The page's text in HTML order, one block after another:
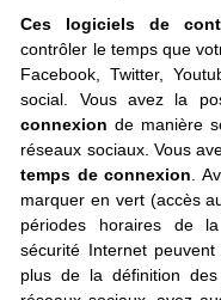
Ces logiciels de
contrôler le temps que
Facebook, Twitter,
social. Vous avez la
connexion de manière
réseaux sociaux. Vous
temps de connexion .
marquer en vert (accès
périodes horaires de
sécurité Internet
plus de la définition des